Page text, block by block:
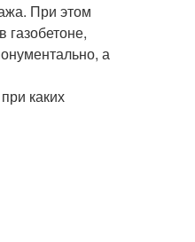
При этом
а
каких